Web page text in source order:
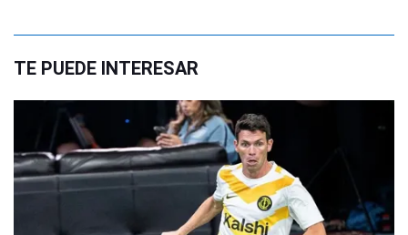
TE PUEDE INTERESAR